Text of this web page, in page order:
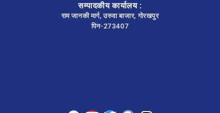
सम्पादकीय कार्यालय :
राम जानकी मार्ग, उरुवा बाजार, गोरखपुर
पिन-273407